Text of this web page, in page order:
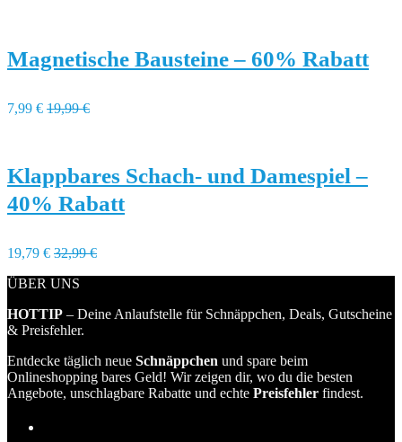
Magnetische Bausteine – 60% Rabatt
7,99 € 19,99 €
Klappbares Schach- und Damespiel –
40% Rabatt
19,79 € 32,99 €
ÜBER UNS
HOTTIP – Deine Anlaufstelle für Schnäppchen, Deals, Gutscheine
& Preisfehler.
Entdecke täglich neue Schnäppchen und spare beim
Onlineshopping bares Geld! Wir zeigen dir, wo du die besten
Angebote, unschlagbare Rabatte und echte Preisfehler findest.